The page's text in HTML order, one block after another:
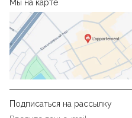
Мы на карте
Подписаться на рассылку